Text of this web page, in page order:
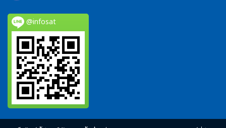
@infosat